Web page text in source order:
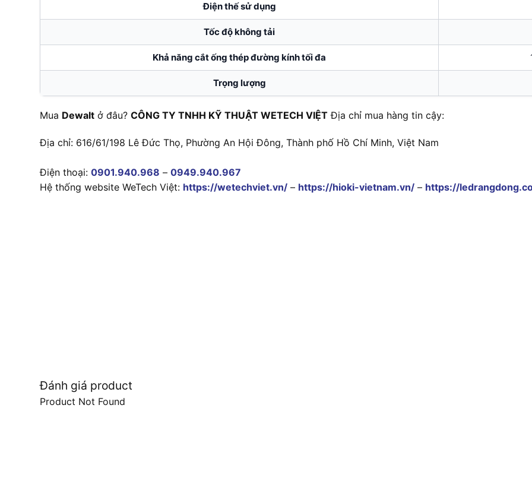
Điện thế sử dụng
Tốc độ không tải
Khả năng cắt ống thép đường kính tối đa
Trọng lượng
Mua Dewalt ở đâu? CÔNG TY TNHH KỸ THUẬT WETECH VIỆT Địa chỉ mua hàng tin cậy:
Địa chỉ: 616/61/198 Lê Đức Thọ, Phường An Hội Đông, Thành phố Hồ Chí Minh, Việt Nam
Điện thoại: 0901.940.968 – 0949.940.967
Hệ thống website WeTech Việt: https://wetechviet.vn/ – https://hioki-vietnam.vn/ – https://
Đánh giá product
Product Not Found